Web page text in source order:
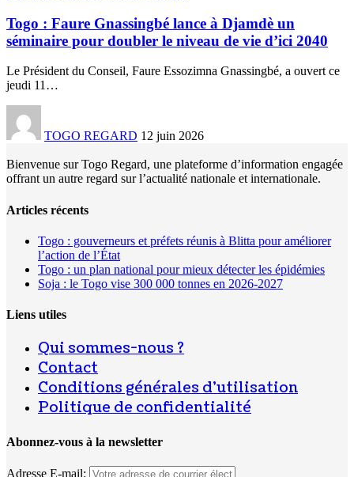
Togo : Faure Gnassingbé lance à Djamdè un
séminaire pour doubler le niveau de vie d’ici 2040
Le Président du Conseil, Faure Essozimna Gnassingbé, a ouvert ce
jeudi 11 …
TOGO REGARD 12 juin 2026
Bienvenue sur Togo Regard, une plateforme d’information engagée
offrant un autre regard sur l’actualité nationale et internationale.
Articles récents
Togo : gouverneurs et préfets réunis à Blitta pour améliorer
l’action de l’État
Togo : un plan national pour mieux détecter les épidémies
Soja : le Togo vise 300 000 tonnes en 2026-2027
Liens utiles
Qui sommes-nous ?
Contact
Conditions générales d’utilisation
Politique de confidentialité
Abonnez-vous à la newsletter
Adresse E-mail: